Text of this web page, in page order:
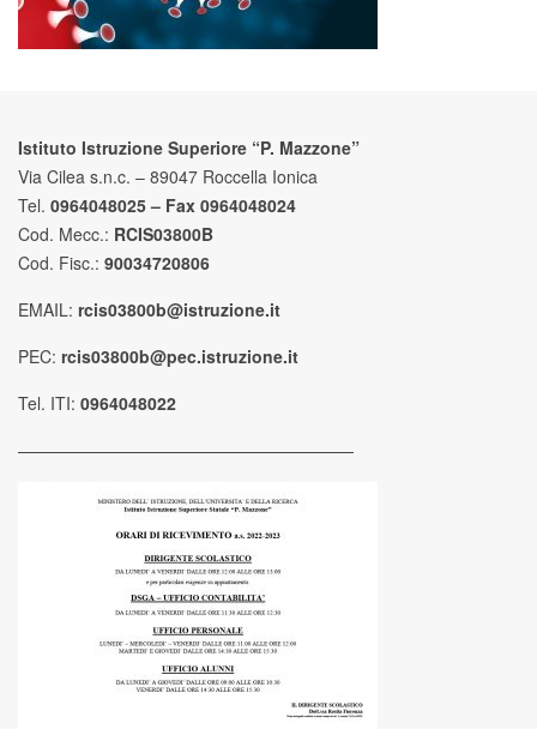
Istituto Istruzione Superiore “P. Mazzone”
Via Cilea s.n.c. – 89047 Roccella Ionica
Tel. 0964048025 – Fax 0964048024
Cod. Mecc.: RCIS03800B
Cod. Fisc.: 90034720806
EMAIL: rcis03800b@istruzione.it
PEC: rcis03800b@pec.istruzione.it
Tel. ITI: 0964048022
————————————————————